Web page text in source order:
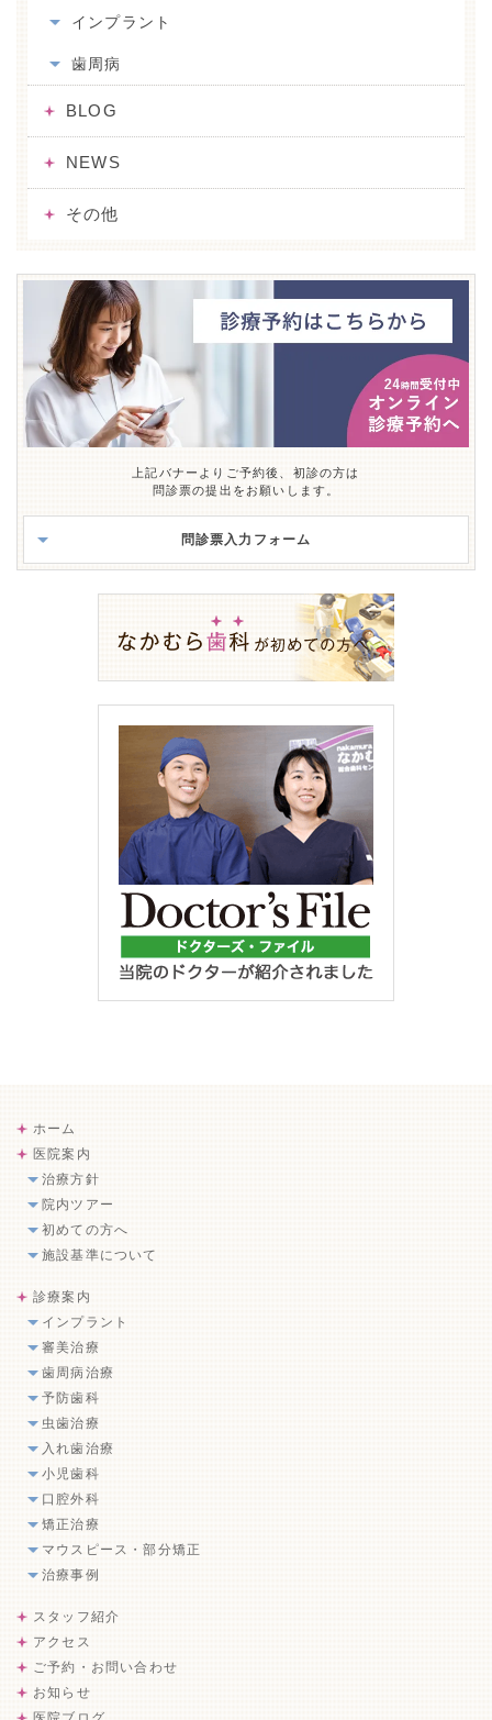
インプラント
歯周病
BLOG
NEWS
その他
上記バナーよりご予約後、初診の方は
問診票の提出をお願いします。
問診票入力フォーム
ホーム
医院案内
治療方針
院内ツアー
初めての方へ
施設基準について
診療案内
インプラント
審美治療
歯周病治療
予防歯科
虫歯治療
入れ歯治療
小児歯科
口腔外科
矯正治療
マウスピース・部分矯正
治療事例
スタッフ紹介
アクセス
ご予約・お問い合わせ
お知らせ